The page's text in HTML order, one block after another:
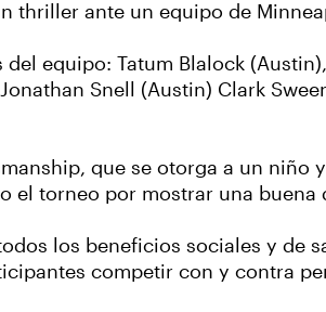
thriller ante un equipo de
equipo: Tatum Blalock
Snell (Austin) Clark
que se otorga a un niño
el torneo por mostrar una buena
los beneficios sociales y de
competir con y contra